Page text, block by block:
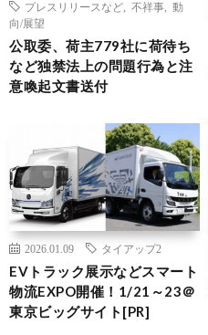
プレスリリースなど
不祥事
動
向/展望
公取委、荷主779社に荷待ち
など独禁法上の問題行為と注
意喚起文書送付
2026.01.09 タイアップ2
EVトラック展示などスマート
物流EXPO開催！1/21～23＠
東京ビッグサイト[PR]